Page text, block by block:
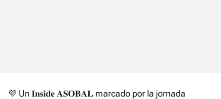
💜 Un 𝐈𝐧𝐬𝐢𝐝𝐞 𝐀𝐒𝐎𝐁𝐀𝐋 marcado por la jornada